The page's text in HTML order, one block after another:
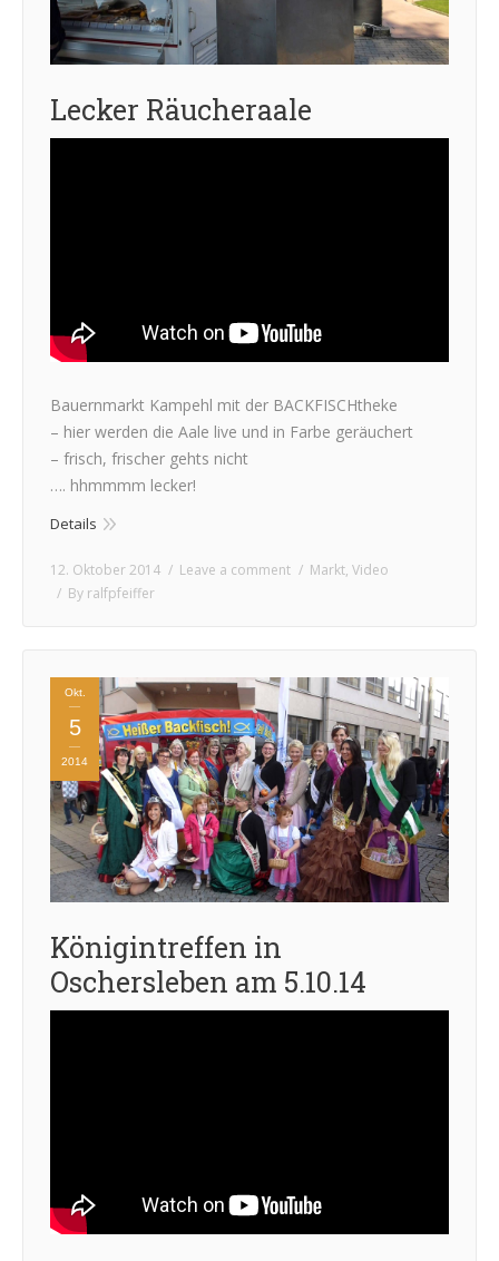
Lecker Räucheraale
Bauernmarkt Kampehl mit der BACKFISCHtheke
– hier werden die Aale live und in Farbe geräuchert
– frisch, frischer gehts nicht
…. hhmmmm lecker!
Details
12. Oktober 2014 Leave a comment Markt, Video
By ralfpfeiffer
Okt.
5
2014
Königintreffen in
Oschersleben am 5.10.14